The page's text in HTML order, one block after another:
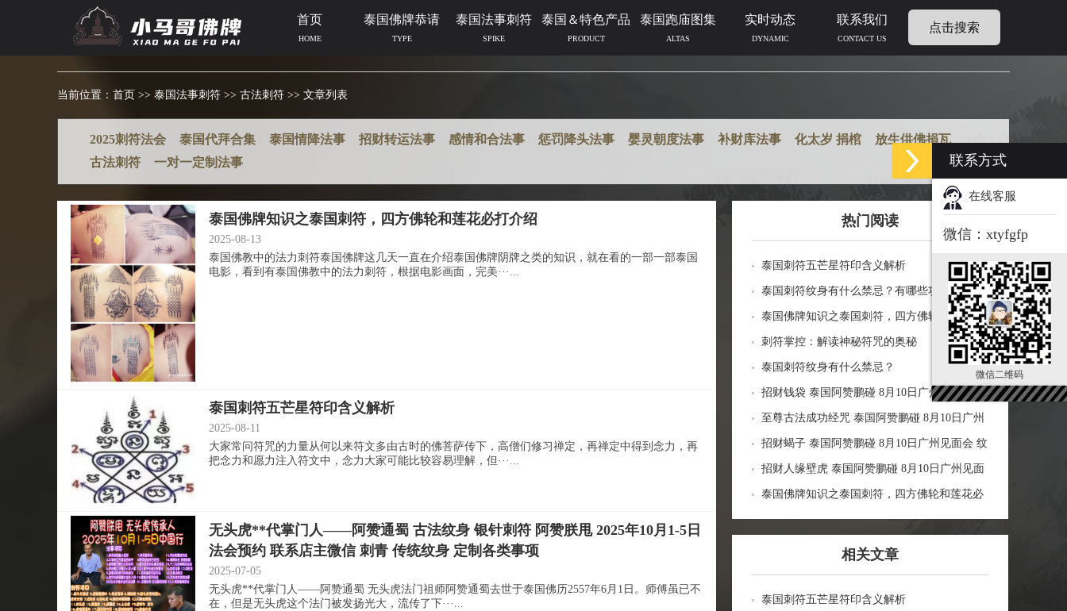
首页
HOME
泰国佛牌恭请
TYPE
泰国法事刺符
SPIKE
泰国＆特色产品
PRODUCT
泰国跑庙图集
ALTAS
实时动态
DYNAMIC
联系我们
CONTACT US
点击搜索
当前位置： 首页 >> 泰国法事刺符 >> 古法刺符 >> 文章列表
2025刺符法会 泰国代拜合集 泰国情降法事 招财转运法事 感情和合法事 惩罚降头法事 婴灵朝度法事 补财库法事 化太岁 捐棺
放生供佛捐瓦
古法刺符
一对一定制法事
泰国佛牌知识之泰国刺符，四方佛轮和莲花必打介绍
2025-08-13
泰国佛教中的法力刺符泰国佛牌这几天一直在介绍泰国佛牌阴牌之类的知识，就在看的一部一部泰国
电影，看到有泰国佛教中的法力刺符，根据电影画面，完美···...
泰国刺符五芒星符印含义解析
2025-08-11
大家常问符咒的力量从何以来符文多由古时的佛菩萨传下，高僧们修习禅定，再禅定中得到念力，再
把念力和愿力注入符文中，念力大家可能比较容易理解，但···...
无头虎**代掌门人——阿赞通蜀 古法纹身 银针刺符 阿赞朕甩 2025年10月1-5日
法会预约 联系店主微信 刺青 传统纹身 定制各类事项
2025-07-05
无头虎**代掌门人——阿赞通蜀 无头虎法门祖师阿赞通蜀去世于泰国佛历2557年6月1日。师傅虽已不
在，但是无头虎这个法门被发扬光大，流传了下···...
热门阅读
泰国刺符五芒星符印含义解析
泰国刺符纹身有什么禁忌？有哪些功效？
泰国佛牌知识之泰国刺符，四方佛轮和莲花必
打介绍
刺符掌控：解读神秘符咒的奥秘
泰国刺符纹身有什么禁忌？
招财钱袋 泰国阿赞鹏碰 8月10日广州见面会 纹
身刺符 银针刺符 经文刺符 刺青 传统纹身 定制
各类事项
至尊古法成功经咒 泰国阿赞鹏碰 8月10日广州
见面会 纹身刺符 银针刺符 经文刺符 刺青 传统
纹身 定制各类事项
招财蝎子 泰国阿赞鹏碰 8月10日广州见面会 纹
身刺符 银针刺符 经文刺符 刺青 传统纹身 定制
各类事项
招财人缘壁虎 泰国阿赞鹏碰 8月10日广州见面
会 纹身刺符 银针刺符 经文刺符 刺青 传统纹身
定制各类事项
泰国佛牌知识之泰国刺符，四方佛轮和莲花必
打介绍
相关文章
泰国刺符五芒星符印含义解析
联系方式
在线客服
微信：xtyfgfp
微信二维码